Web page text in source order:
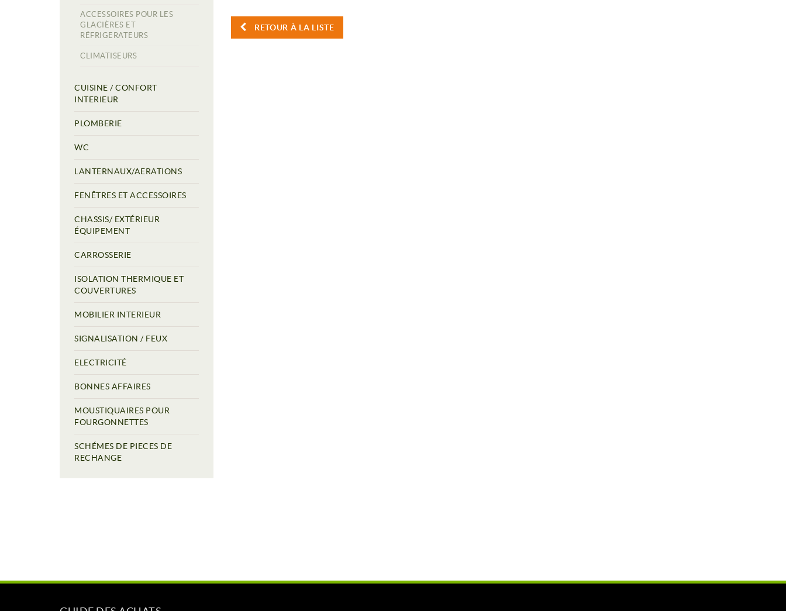
ACCESSOIRES POUR LES
GLACIÈRES ET
RÉFRIGERATEURS
CLIMATISEURS
CUISINE / CONFORT
INTERIEUR
PLOMBERIE
WC
LANTERNAUX/AERATIONS
FENÊTRES ET ACCESSOIRES
CHASSIS/ EXTÉRIEUR
ÉQUIPEMENT
CARROSSERIE
ISOLATION THERMIQUE ET
COUVERTURES
MOBILIER INTERIEUR
SIGNALISATION / FEUX
ELECTRICITÉ
BONNES AFFAIRES
MOUSTIQUAIRES POUR
FOURGONNETTES
SCHÉMES DE PIECES DE
RECHANGE
RETOUR À LA LISTE